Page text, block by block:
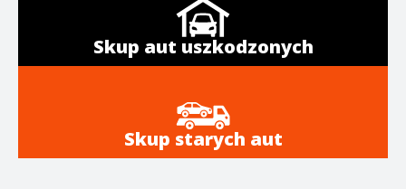
Skup aut uszkodzonych
Skup starych aut